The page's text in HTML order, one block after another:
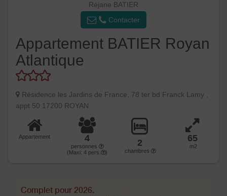
Réjane BATIER
Contacter
Appartement BATIER Royan
Atlantique
Résidence les Jardins de France, 78 ter bd Franck Lamy ,
appt 50 17200 ROYAN
Appartement 4
personnes
(Maxi: 4 pers. )
2
chambres
65
m2
Complet pour 2026.